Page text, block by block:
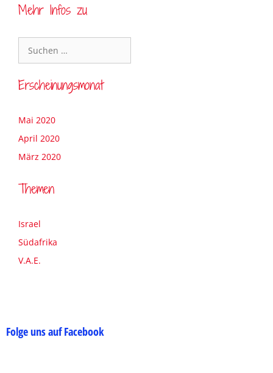
Mehr Infos zu
Erscheinungsmonat
Mai 2020
April 2020
März 2020
Themen
Israel
Südafrika
V.A.E.
Folge uns auf Facebook